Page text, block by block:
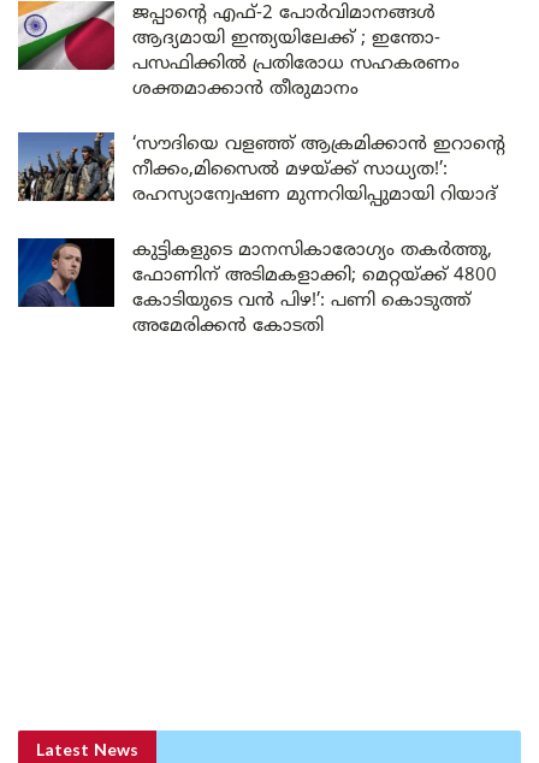
ജപ്പാന്റെ എഫ്-2 പോർവിമാനങ്ങൾ
ആദ്യമായി ഇന്ത്യയിലേക്ക് ; ഇന്തോ-
പസഫിക്കിൽ പ്രതിരോധ സഹകരണം
ശക്തമാക്കാൻ തീരുമാനം
‘സൗദിയെ വളഞ്ഞ് ആക്രമിക്കാൻ ഇറാന്റെ
നീക്കം,മിസൈൽ മഴയ്ക്ക് സാധ്യത!’:
രഹസ്യാന്വേഷണ മുന്നറിയിപ്പുമായി റിയാദ്
കുട്ടികളുടെ മാനസികാരോഗ്യം തകർത്തു,
ഫോണിന് അടിമകളാക്കി; മെറ്റയ്ക്ക് 4800
കോടിയുടെ വൻ പിഴ!’: പണി കൊടുത്ത്
അമേരിക്കൻ കോടതി
Latest News